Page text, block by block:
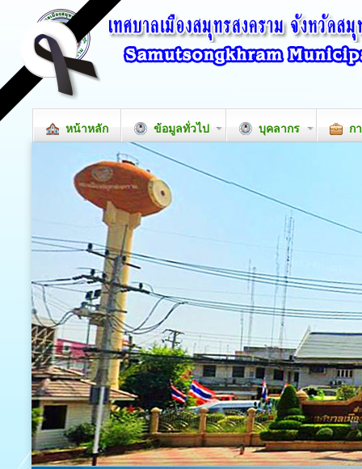
หน้าหลัก ข้อมูลทั่วไป บุคลากร ก